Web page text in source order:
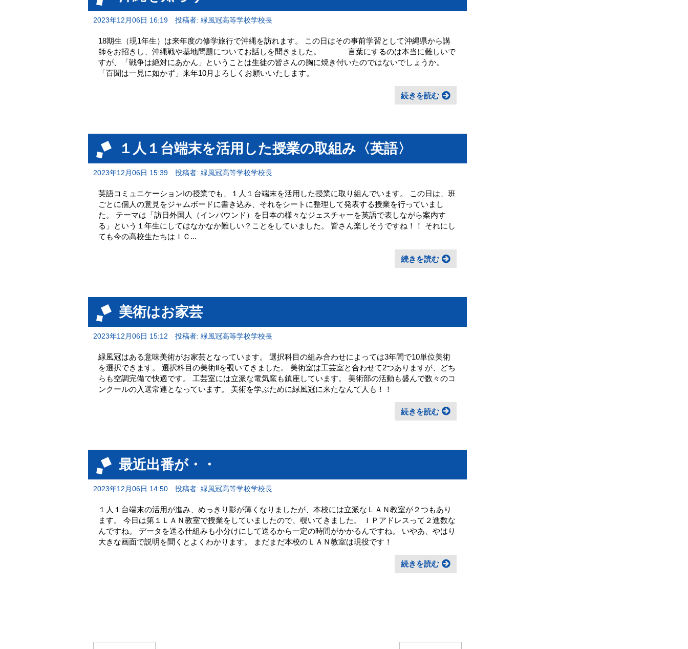
2023年12月06日 16:19 投稿者: 緑風冠高等学校学校長
18期生（現1年生）は来年度の修学旅行で沖縄を訪れます。 この日はその事前学習として沖縄県から講
師をお招きし、沖縄戦や基地問題についてお話しを聞きました。 言葉にするのは本当に難しいで
すが、「戦争は絶対にあかん」ということは生徒の皆さんの胸に焼き付いたのではないでしょうか。
「百聞は一見に如かず」来年10月よろしくお願いいたします。
続きを読む
１人１台端末を活用した授業の取組み〈英語〉
2023年12月06日 15:39 投稿者: 緑風冠高等学校学校長
英語コミュニケーションⅠの授業でも、１人１台端末を活用した授業に取り組んでいます。 この日は、班
ごとに個人の意見をジャムボードに書き込み、それをシートに整理して発表する授業を行っていまし
た。 テーマは「訪日外国人（インバウンド）を日本の様々なジェスチャーを英語で表しながら案内す
る」という１年生にしてはなかなか難しい？ことをしていました。 皆さん楽しそうですね！！ それにし
ても今の高校生たちはＩＣ...
続きを読む
美術はお家芸
2023年12月06日 15:12 投稿者: 緑風冠高等学校学校長
緑風冠はある意味美術がお家芸となっています。 選択科目の組み合わせによっては3年間で10単位美術
を選択できます。 選択科目の美術Ⅱを覗いてきました。 美術室は工芸室と合わせて2つありますが、どち
らも空調完備で快適です。 工芸室には立派な電気窯も鎮座しています。 美術部の活動も盛んで数々のコ
ンクールの入選常連となっています。 美術を学ぶために緑風冠に来たなんて人も！！
続きを読む
最近出番が・・
2023年12月06日 14:50 投稿者: 緑風冠高等学校学校長
１人１台端末の活用が進み、めっきり影が薄くなりましたが、本校には立派なＬＡＮ教室が２つもあり
ます。 今日は第１ＬＡＮ教室で授業をしていましたので、覗いてきました。 ＩＰアドレスって２進数な
んですね。 データを送る仕組みも小分けにして送るから一定の時間がかかるんですね。 いやあ、やはり
大きな画面で説明を聞くとよくわかります。 まだまだ本校のＬＡＮ教室は現役です！
続きを読む